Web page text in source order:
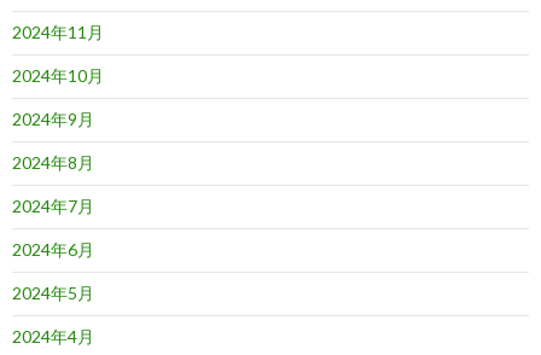
2024年11月
2024年10月
2024年9月
2024年8月
2024年7月
2024年6月
2024年5月
2024年4月